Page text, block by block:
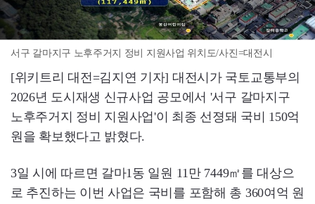
서구 갈마지구 노후주거지 정비 지원사업 위치도/사진=대전시
[위키트리 대전=김지연 기자] 대전시가 국토교통부의
2026년 도시재생 신규사업 공모에서 '서구 갈마지구
노후주거지 정비 지원사업'이 최종 선졍돼 국비 150억
원을 확보했다고 밝혔다.
3일 시에 따르면 갈마1동 일원 11만 7449㎡를 대상으
로 추진하는 이번 사업은 국비를 포함해 총 360여억 원